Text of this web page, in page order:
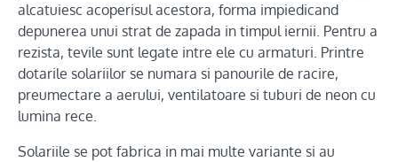
alcatuiesc acoperisul acestora, forma impiedicand
depunerea unui strat de zapada in timpul iernii. Pentru a
rezista, tevile sunt legate intre ele cu armaturi. Printre
dotarile solariilor se numara si panourile de racire,
preumectare a aerului, ventilatoare si tuburi de neon cu
lumina rece.
Solariile se pot fabrica in mai multe variante si au